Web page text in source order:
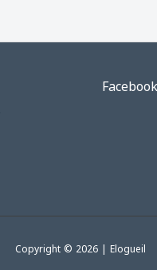
Facebook
Copyright © 2026 | Elogueil